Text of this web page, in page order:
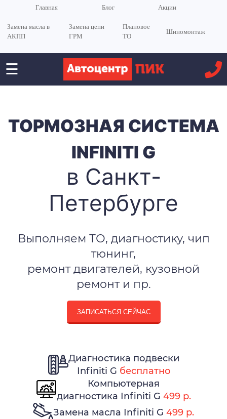
Главная Блог Акции
Замена масла в
АКПП
Замена цепи
ГРМ
Плановое
ТО
Шиномонтаж
☰
ТОРМОЗНАЯ СИСТЕМА
INFINITI G
в Санкт-
Петербурге
Выполняем ТО, диагностику, чип
тюнинг,
ремонт двигателей, кузовной
ремонт и пр.
ЗАПИСАТЬСЯ СЕЙЧАС
Диагностика подвески
Infiniti G бесплатно
Компьютерная
диагностика Infiniti G 499 р.
Замена масла Infiniti G 499 р.